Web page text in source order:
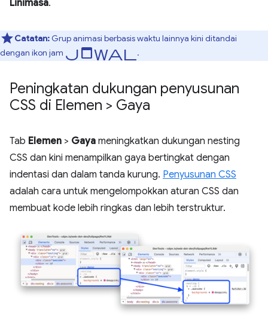
Linimasa.
Catatan: Grup animasi berbasis waktu lainnya kini ditandai
dengan ikon jam jadwal .
Peningkatan dukungan penyusunan
CSS di Elemen > Gaya
Tab Elemen > Gaya meningkatkan dukungan nesting
CSS dan kini menampilkan gaya bertingkat dengan
indentasi dan dalam tanda kurung. Penyusunan CSS
adalah cara untuk mengelompokkan aturan CSS dan
membuat kode lebih ringkas dan lebih terstruktur.